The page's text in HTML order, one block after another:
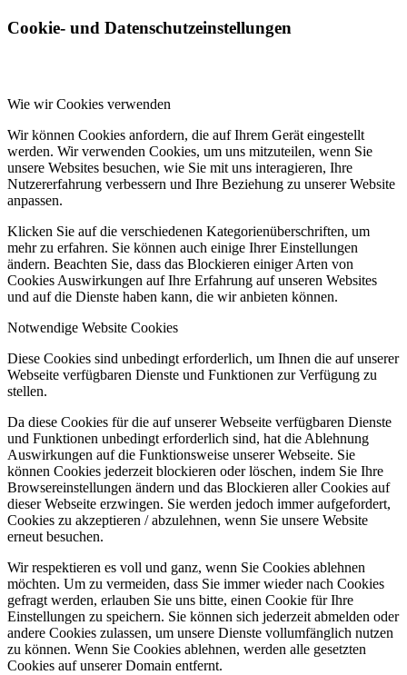
Cookie- und Datenschutzeinstellungen
Wie wir Cookies verwenden
Wir können Cookies anfordern, die auf Ihrem Gerät eingestellt
werden. Wir verwenden Cookies, um uns mitzuteilen, wenn Sie
unsere Websites besuchen, wie Sie mit uns interagieren, Ihre
Nutzererfahrung verbessern und Ihre Beziehung zu unserer Website
anpassen.
Klicken Sie auf die verschiedenen Kategorienüberschriften, um
mehr zu erfahren. Sie können auch einige Ihrer Einstellungen
ändern. Beachten Sie, dass das Blockieren einiger Arten von
Cookies Auswirkungen auf Ihre Erfahrung auf unseren Websites
und auf die Dienste haben kann, die wir anbieten können.
Notwendige Website Cookies
Diese Cookies sind unbedingt erforderlich, um Ihnen die auf unserer
Webseite verfügbaren Dienste und Funktionen zur Verfügung zu
stellen.
Da diese Cookies für die auf unserer Webseite verfügbaren Dienste
und Funktionen unbedingt erforderlich sind, hat die Ablehnung
Auswirkungen auf die Funktionsweise unserer Webseite. Sie
können Cookies jederzeit blockieren oder löschen, indem Sie Ihre
Browsereinstellungen ändern und das Blockieren aller Cookies auf
dieser Webseite erzwingen. Sie werden jedoch immer aufgefordert,
Cookies zu akzeptieren / abzulehnen, wenn Sie unsere Website
erneut besuchen.
Wir respektieren es voll und ganz, wenn Sie Cookies ablehnen
möchten. Um zu vermeiden, dass Sie immer wieder nach Cookies
gefragt werden, erlauben Sie uns bitte, einen Cookie für Ihre
Einstellungen zu speichern. Sie können sich jederzeit abmelden oder
andere Cookies zulassen, um unsere Dienste vollumfänglich nutzen
zu können. Wenn Sie Cookies ablehnen, werden alle gesetzten
Cookies auf unserer Domain entfernt.